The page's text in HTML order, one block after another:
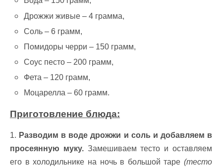
Дрожжи живые – 4 грамма,
Соль – 6 грамм,
Помидоры черри – 150 грамм,
Соус песто – 200 грамм,
Фета – 120 грамм,
Моцарелла – 60 грамм.
Приготовление блюда:
1. Разводим в воде дрожжи и соль и добавляем в
просеянную муку.Замешиваем тесто и оставляем
его в холодильнике на ночь в большой таре (тесто